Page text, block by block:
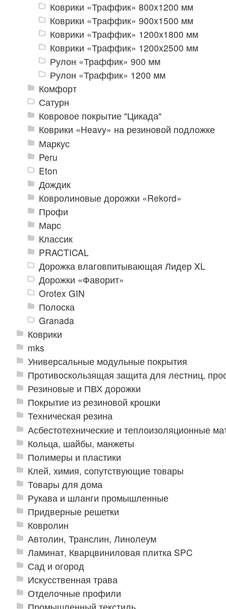
Коврики «Траффик» 800x1200 мм
Коврики «Траффик» 900x1500 мм
Коврики «Траффик» 1200x1800 мм
Коврики «Траффик» 1200x2500 мм
Рулон «Траффик» 900 мм
Рулон «Траффик» 1200 мм
Комфорт
Сатурн
Ковровое покрытие "Цикада"
Коврики «Heavy» на резиновой подложке
Маркус
Peru
Eton
Дождик
Ковролиновые дорожки «Rekord»
Профи
Марс
Классик
PRACTICAL
Дорожка влаговпитывающая Лидер XL
Дорожки «Фаворит»
Orotex GIN
Полоска
Granada
Коврики
mks
Универсальные модульные покрытия
Противоскользящая защита для лестниц,
Резиновые и ПВХ дорожки
Покрытие из резиновой крошки
Техническая резина
Асбестотехнические и теплоизоляционные
Кольца, шайбы, манжеты
Полимеры и пластики
Клей, химия, сопутствующие товары
Товары для дома
Рукава и шланги промышленные
Придверные решетки
Ковролин
Автолин, Транслин, Линолеум
Ламинат, Кварцвиниловая плитка SPC
Сад и огород
Искусственная трава
Отделочные профили